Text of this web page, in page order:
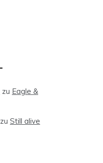
zu Eagle &
zu Still alive